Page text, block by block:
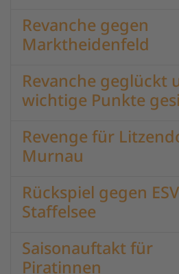
Revanche gegen
Marktheidenfeld
Revanche geglückt
wichtige Punkte
Revenge für
Murnau
Rückspiel gegen ESV
Staffelsee
Saisonauftakt für
Piratinnen